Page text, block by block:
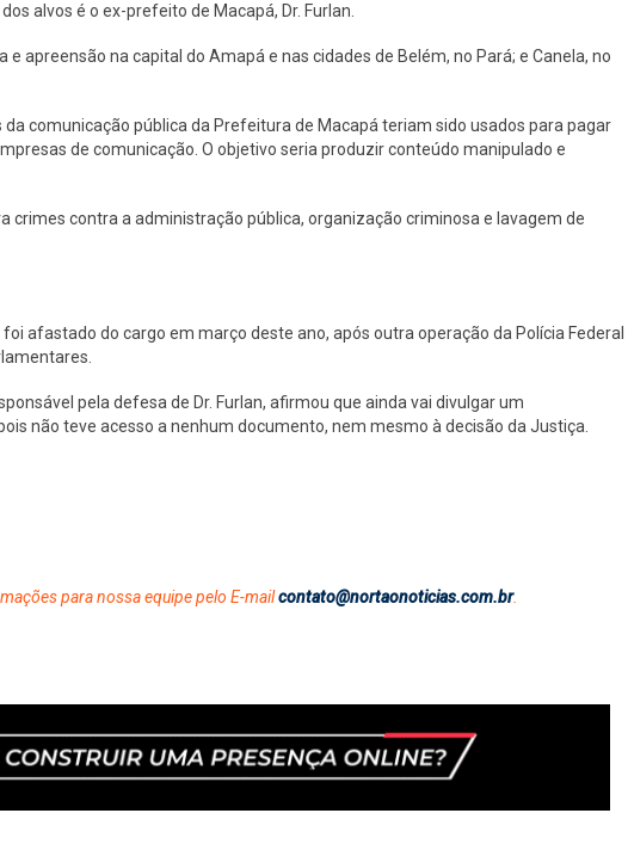
alvos é o ex-prefeito de Macapá, Dr. Furlan.
e apreensão na capital do Amapá e nas cidades de Belém, no Pará; e Canela, no
comunicação pública da Prefeitura de Macapá teriam sido usados para pagar
de comunicação. O objetivo seria produzir conteúdo manipulado e
crimes contra a administração pública, organização criminosa e lavagem de
afastado do cargo em março deste ano, após outra operação da Polícia Federal
pela defesa de Dr. Furlan, afirmou que ainda vai divulgar um
não teve acesso a nenhum documento, nem mesmo à decisão da Justiça.
para nossa equipe pelo E-mailcontato@nortaonoticias.com.br.